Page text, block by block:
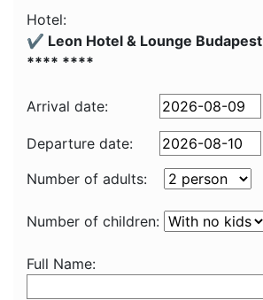
Hotel:
✔️ Leon Hotel & Lounge Budapest
**** ****
Arrival date:
Departure date:
Number of adults:
Number of children:
Full Name: